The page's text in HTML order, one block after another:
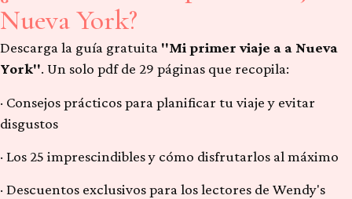
Nueva York?
Descarga la guía gratuita "Mi primer viaje a a Nueva
York". Un solo pdf de 29 páginas que recopila:
· Consejos prácticos para planificar tu viaje y evitar
disgustos
· Los 25 imprescindibles y cómo disfrutarlos al máximo
· Descuentos exclusivos para los lectores de Wendy's